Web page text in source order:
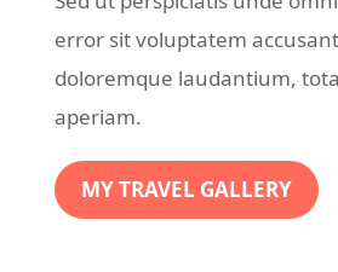
error sit voluptatem
doloremque laudantium,
aperiam.
MY TRAVEL GALLERY